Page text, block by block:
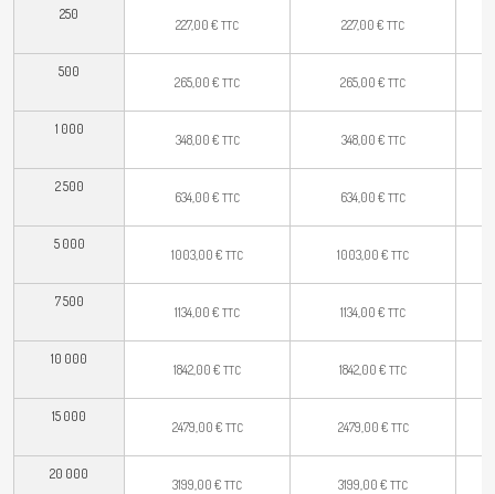
250
227,00€ TTC 227,00€ TTC
500
265,00€ TTC 265,00€ TTC
1 000
348,00€ TTC 348,00€ TTC
2 500
634,00€ TTC 634,00€ TTC
5 000
1003,00€ TTC 1003,00€ TTC
7 500
1134,00€ TTC 1134,00€ TTC
10 000
1842,00€ TTC 1842,00€ TTC
15 000
2479,00€ TTC 2479,00€ TTC
20 000
3199,00€ TTC 3199,00€ TTC